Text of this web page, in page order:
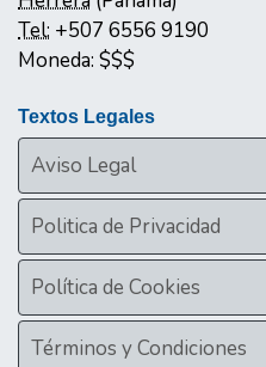
Tel: +507 6556 9190
Moneda: $$$
Textos Legales
Aviso Legal
Politica de Privacidad
Política de Cookies
Términos y Condiciones